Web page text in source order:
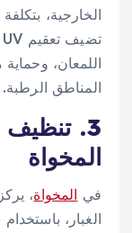
الخارجية، بتكلفة 15 ريال/م².
المناطق الرطبة.
3.
المخواة
في المخواة،